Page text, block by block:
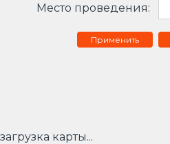
Место проведения:
загрузка карты...